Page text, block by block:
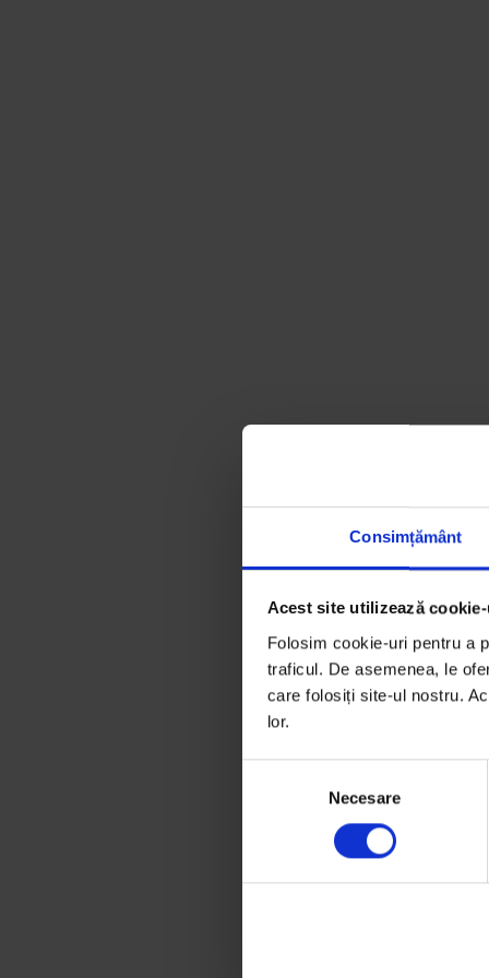
Consimțământ
Acest site utilizează
Folosim cookie-uri pentru a
traficul. De asemenea, le
care folosiți site-ul nostru.
lor.
Necesare